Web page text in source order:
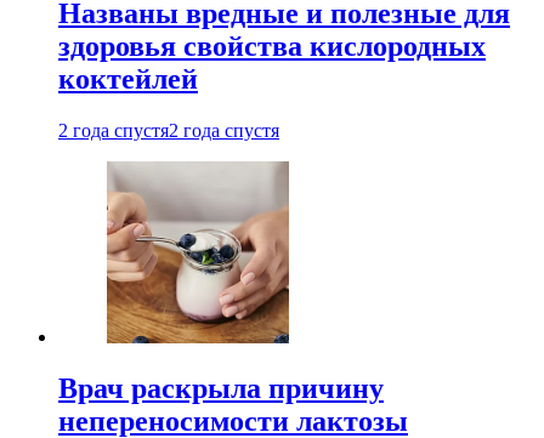
Названы вредные и полезные для
здоровья свойства кислородных
коктейлей
2 года спустя2 года спустя
Врач раскрыла причину
непереносимости лактозы